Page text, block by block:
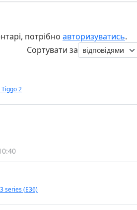
потрібно авторизуватись.
Сортувати за
2
series (E36)